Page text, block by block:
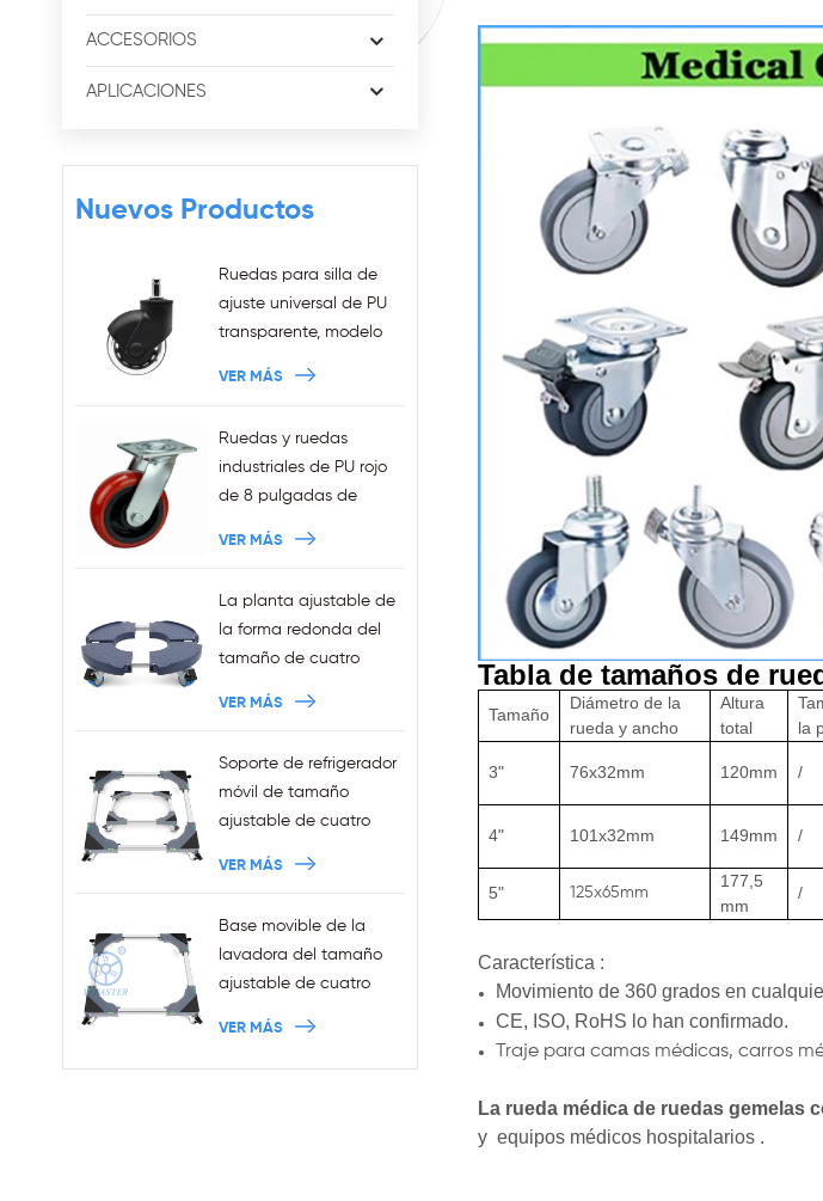
ACCESORIOS
APLICACIONES
Nuevos Productos
Ruedas para silla de
ajuste universal de PU
transparente, modelo
silla de oficina
enchufables, ventas al
por mayor
VER MÁS
Ruedas y ruedas
industriales de PU rojo
de 8 pulgadas de
VER MÁS
La planta ajustable de
la forma redonda del
tamaño de cuatro
VER MÁS
Soporte de refrigerador
móvil de tamaño
ajustable de cuatro
VER MÁS
Base movible de la
lavadora del tamaño
ajustable de cuatro
frenos
VER MÁS
Tabla de tamaños de
Tamaño
Diámetro de la
rueda y ancho
Altura
total
la
3" 76x32mm 120mm /
4" 101x32mm 149mm /
5" 125x65mm
177,5
mm
/
Característica :
Movimiento de 360 ​​grados en
CE, ISO, RoHS lo han confirmado.
Traje para camas médicas, carros
La rueda médica de ruedas gemelas
y equipos médicos hospitalarios .